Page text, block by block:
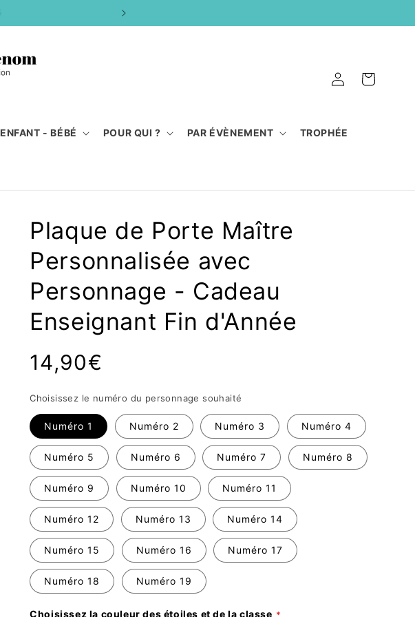
ENFANT - BÉBÉ POUR QUI ? PAR ÉVÈNEMENT TROPHÉE
ConnexionPanier
Plaque de Porte Maître
Personnalisée avec
Personnage - Cadeau
Enseignant Fin d'Année
Prix
habituel
14,90€
Choisissez le numéro du personnage souhaité
Numéro 1 Numéro 2 Numéro 3 Numéro 4
Numéro 5 Numéro 6 Numéro 7 Numéro 8
Numéro 9 Numéro 10 Numéro 11
Numéro 12 Numéro 13 Numéro 14
Numéro 15 Numéro 16 Numéro 17
Numéro 18 Numéro 19
Choisissez la couleur des étoiles et de la classe